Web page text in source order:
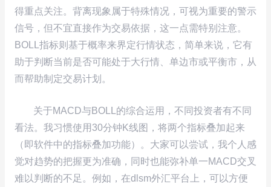
得重点关注。背离现象属于特殊情况，可视为重要的警示
信号，但不宜直接作为交易依据，这一点需特别注意。
BOLL指标则基于概率来界定行情状态，简单来说，它有
助于判断当前是否可能处于大行情、单边市或平衡市，从
而帮助制定交易计划。
关于MACD与BOLL的综合运用，不同投资者有不同
看法。我习惯使用30分钟K线图，将两个指标叠加起来
（即软件中的指标叠加功能）。大家可以尝试，我个人感
觉对趋势的把握更为准确，同时也能弥补单一MACD交叉
难以判断的不足。例如，在dlsm外汇平台上，可以方便